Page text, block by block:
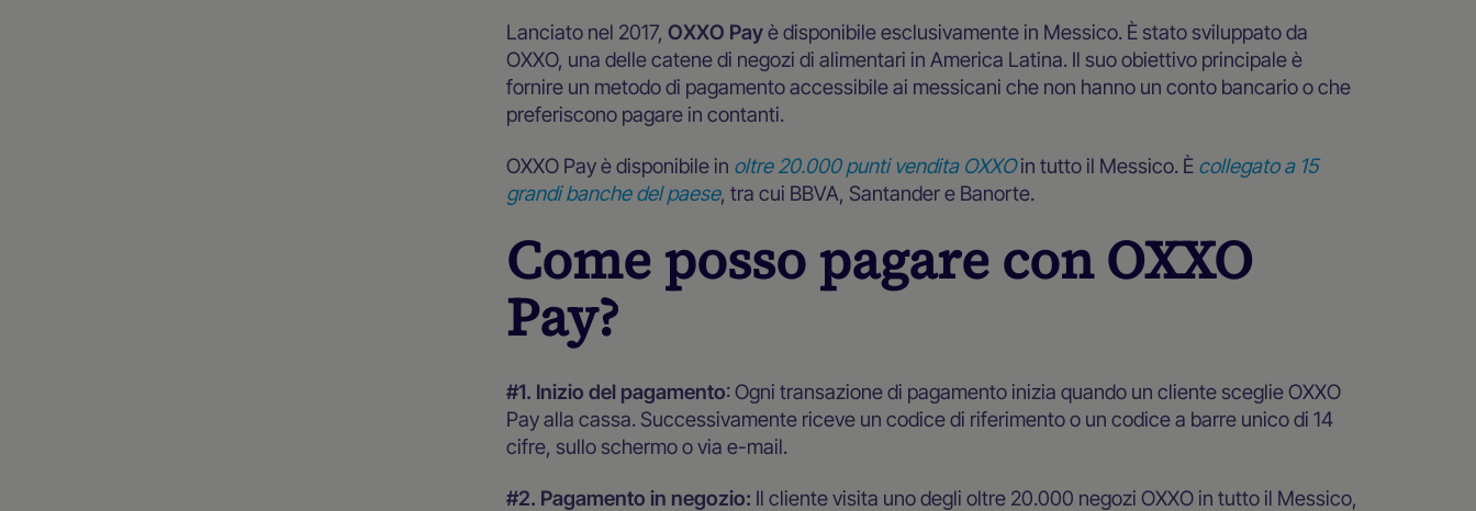
Lanciato nel 2017,OXXO Payè disponibile esclusivamente in Messico. È stato sviluppato da
OXXO, una delle catene di negozi di alimentari in America Latina. Il suo obiettivo principale è
fornire un metodo di pagamento accessibile ai messicani che non hanno un conto bancario o che
preferiscono pagare in contanti.
OXXO Pay è disponibile in oltre 20.000 punti vendita OXXOin tutto il Messico. È collegato a 15
grandi banche del paese, tra cui BBVA, Santander e Banorte.
Come posso pagare con OXXO
Pay?
#1. Inizio del pagamento: Ogni transazione di pagamento inizia quando un cliente sceglie OXXO
Pay alla cassa. Successivamente riceve un codice di riferimento o un codice a barre unico di 14
cifre, sullo schermo o via e-mail.
#2. Pagamento in negozio: Il cliente visita uno degli oltre 20.000 negozi OXXO in tutto il Messico,